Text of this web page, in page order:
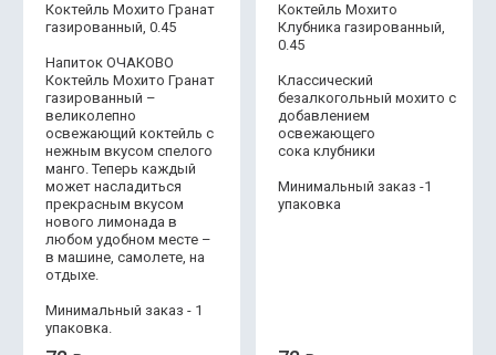
Коктейль Мохито Гранат
газированный, 0.45
Напиток ОЧАКОВО
Коктейль Мохито Гранат
газированный –
великолепно
освежающий коктейль с
нежным вкусом спелого
манго. Теперь каждый
может насладиться
прекрасным вкусом
нового лимонада в
любом удобном месте –
в машине, самолете, на
отдыхе.
Минимальный заказ - 1
упаковка.
Коктейль Мохито
Клубника газированный,
0.45
Классический
безалкогольный мохито с
добавлением
освежающего
сока клубники
Минимальный заказ -1
упаковка